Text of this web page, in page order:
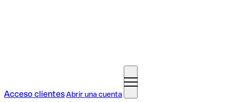
Acceso clientesAbrir una cuenta